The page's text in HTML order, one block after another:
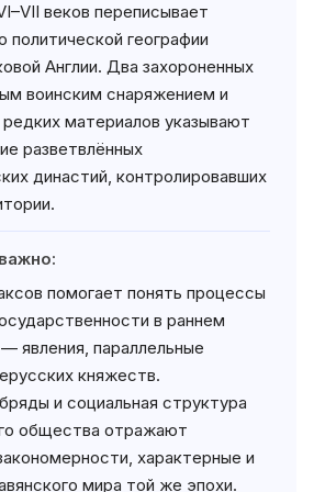
веков переписывает
политической географии
Англии. Два захороненных
воинским снаряжением и
материалов указывают
разветвлённых
династий, контролировавших
помогает понять процессы
в раннем
явления, параллельные
княжеств.
и социальная структура
общества отражают
характерные и
мира той же эпохи.